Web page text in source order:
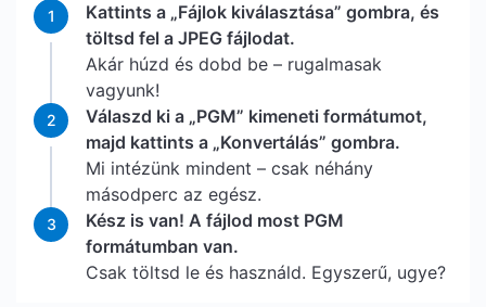
1
Kattints a „Fájlok kiválasztása” gombra, és
töltsd fel a JPEG fájlodat.
Akár húzd és dobd be – rugalmasak
vagyunk!
2
Válaszd ki a „PGM” kimeneti formátumot,
majd kattints a „Konvertálás” gombra.
Mi intézünk mindent – csak néhány
másodperc az egész.
3
Kész is van! A fájlod most PGM
formátumban van.
Csak töltsd le és használd. Egyszerű, ugye?